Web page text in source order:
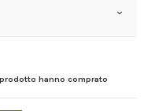
hanno comprato